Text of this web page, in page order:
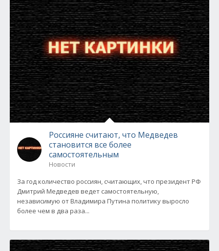
Россияне считают, что Медведев
становится все более
самостоятельным
Новости
За год количество россиян, считающих, что президент РФ
Дмитрий Медведев ведет самостоятельную,
независимую от Владимира Путина политику выросло
более чем в два раза...